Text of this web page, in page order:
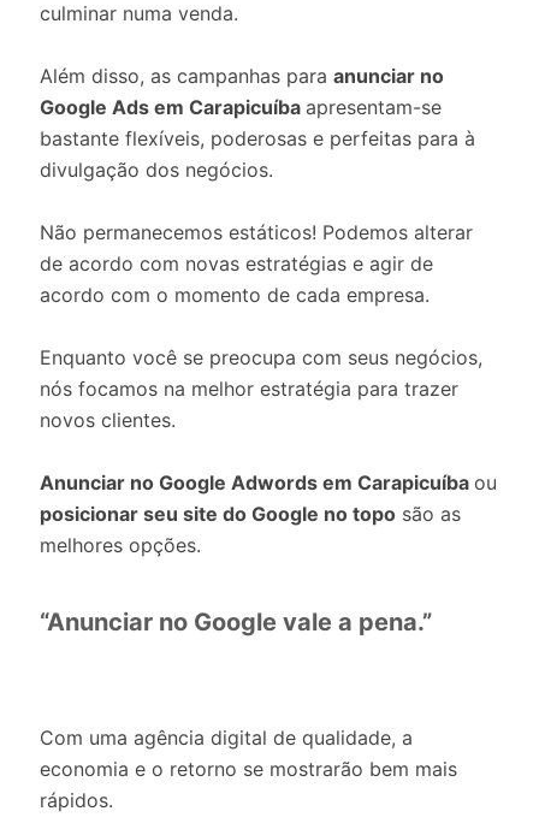
culminar numa venda.
Além disso, as campanhas para anunciar no
Google Ads em Carapicuíba apresentam-se
bastante flexíveis, poderosas e perfeitas para à
divulgação dos negócios.
Não permanecemos estáticos! Podemos alterar
de acordo com novas estratégias e agir de
acordo com o momento de cada empresa.
Enquanto você se preocupa com seus negócios,
nós focamos na melhor estratégia para trazer
novos clientes.
Anunciar no Google Adwords em Carapicuíba ou
posicionar seu site do Google no topo são as
melhores opções.
“Anunciar no Google vale a pena.”
Com uma agência digital de qualidade, a
economia e o retorno se mostrarão bem mais
rápidos.